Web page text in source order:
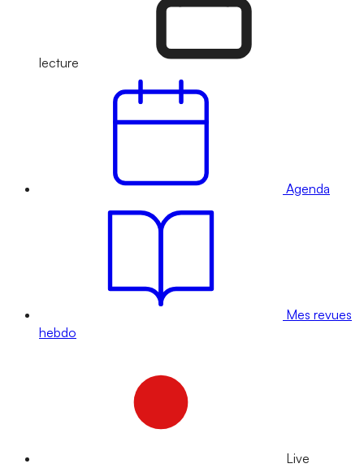
lecture
Agenda
Mes revues
hebdo
Live